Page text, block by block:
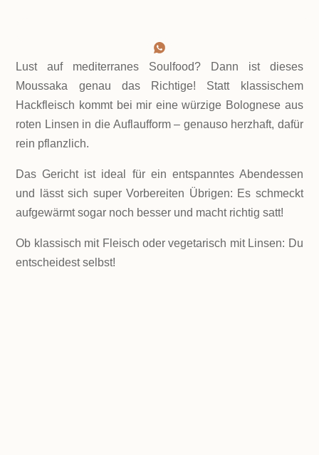
Lust auf mediterranes Soulfood? Dann ist dieses
Moussaka genau das Richtige! Statt klassischem
Hackfleisch kommt bei mir eine würzige Bolognese aus
roten Linsen in die Auflaufform – genauso herzhaft, dafür
rein pflanzlich.
Das Gericht ist ideal für ein entspanntes Abendessen
und lässt sich super Vorbereiten Übrigen: Es schmeckt
aufgewärmt sogar noch besser und macht richtig satt!
Ob klassisch mit Fleisch oder vegetarisch mit Linsen: Du
entscheidest selbst!